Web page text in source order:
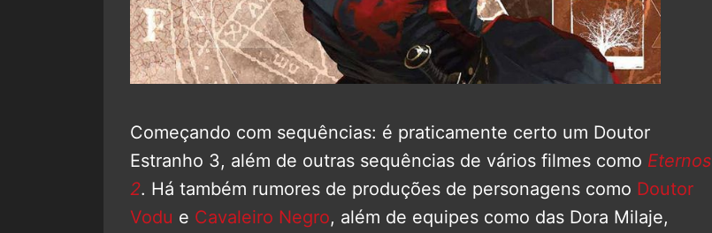
Começando com sequências: é praticamente certo um Doutor
Estranho 3, além de outras sequências de vários filmes como Eternos
2. Há também rumores de produções de personagens como Doutor
Vodu e Cavaleiro Negro, além de equipes como das Dora Milaje,